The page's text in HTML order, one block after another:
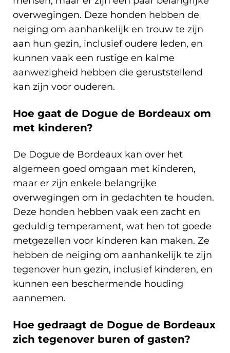
overwegingen. Deze honden hebben de
neiging om aanhankelijk en trouw te zijn
aan hun gezin, inclusief oudere leden, en
kunnen vaak een rustige en kalme
aanwezigheid hebben die geruststellend
kan zijn voor ouderen.
Hoe gaat de Dogue de Bordeaux om
met kinderen?
De Dogue de Bordeaux kan over het
algemeen goed omgaan met kinderen,
maar er zijn enkele belangrijke
overwegingen om in gedachten te houden.
Deze honden hebben vaak een zacht en
geduldig temperament, wat hen tot goede
metgezellen voor kinderen kan maken. Ze
hebben de neiging om aanhankelijk te zijn
tegenover hun gezin, inclusief kinderen, en
kunnen een beschermende houding
aannemen.
Hoe gedraagt de Dogue de Bordeaux
zich tegenover buren of gasten?